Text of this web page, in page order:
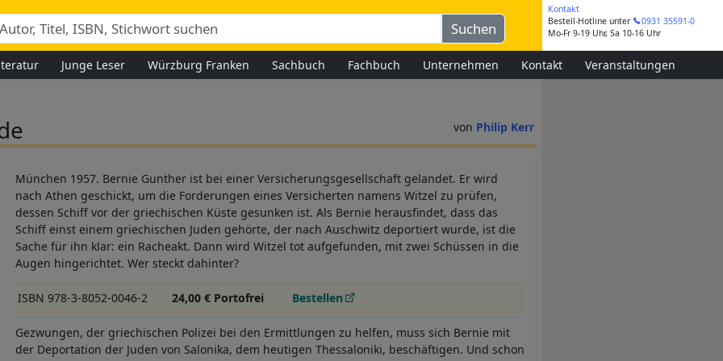
Kontakt
Bestell-Hotline unter
0931 35591-0
Mo-Fr 9-19 Uhr, Sa 10-16 Uhr
Junge Leser Würzburg Franken Sachbuch Fachbuch Unternehmen Kontakt Veranstaltungen
Philip Kerr
München 1957. Bernie Gunther ist bei einer Versicherungsgesellschaft gelandet. Er wird
nach Athen geschickt, um die Forderungen eines Versicherten namens Witzel zu prüfen,
dessen Schiff vor der griechischen Küste gesunken ist. Als Bernie herausfindet, dass das
Schiff einst einem griechischen Juden gehörte, der nach Auschwitz deportiert wurde, ist die
Sache für ihn klar: ein Racheakt. Dann wird Witzel tot aufgefunden, mit zwei Schüssen in die
Augen hingerichtet. Wer steckt dahinter?
ISBN 978-3-8052-0046-2 24,00 € Portofrei Bestellen
Gezwungen, der griechischen Polizei bei den Ermittlungen zu helfen, muss sich Bernie mit
der Deportation der Juden von Salonika, dem heutigen Thessaloniki, beschäftigen. Und schon